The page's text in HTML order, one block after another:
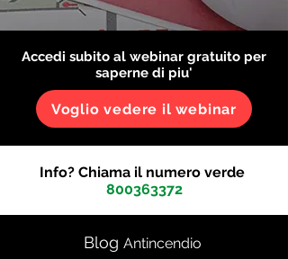
Accedi subito al webinar gratuito per
saperne di piu'
Voglio vedere il webinar
Info? Chiama il numero verde
800363372
Blog Antincendio